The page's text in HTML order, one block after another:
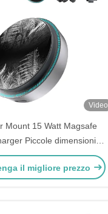
Video
Mount 15 Watt Magsafe
Piccole dimensioni
con ventola di
raffreddamento
il migliore prezzo